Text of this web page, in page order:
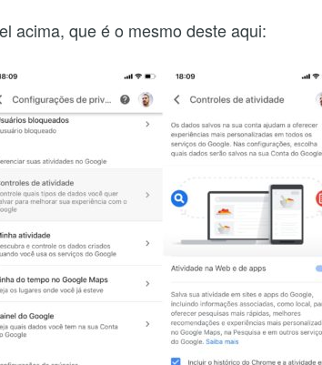
acima, que é o mesmo deste aqui: